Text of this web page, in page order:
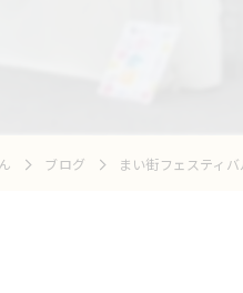
ブログ まい街フェスティ